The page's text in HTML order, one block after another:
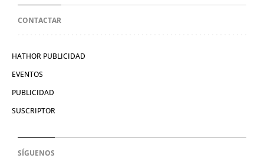
CONTACTAR
HATHOR PUBLICIDAD
EVENTOS
PUBLICIDAD
SUSCRIPTOR
SÍGUENOS